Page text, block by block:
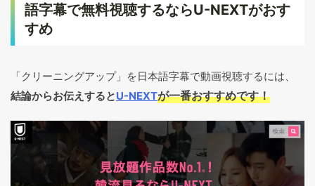
語字幕で無料視聴するならU-NEXTがおす
すめ
「クリーニングアップ」を日本語字幕で動画視聴するには、
結論からお伝えするとU-NEXTが一番おすすめです！